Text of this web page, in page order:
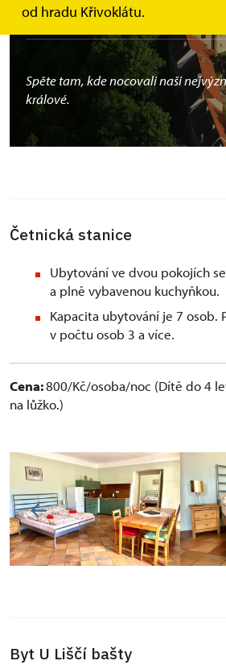
od hradu Křivoklátu.
tvořenou po mnoha staletí a
Spěte tam, kde nocovali naši
králové.
Četnická stanice
Ubytování ve dvou pokojích
a plně vybavenou kuchyňkou.
Kapacita ubytování je 7 osob.
v počtu osob 3 a více.
Cena:800/Kč/osoba/noc (Dítě do 4
na lůžko.)
Byt U Liščí bašty